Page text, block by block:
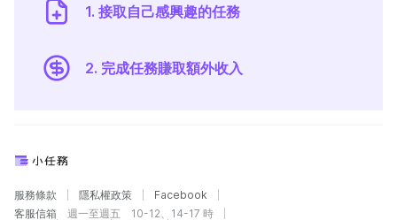
1. 接取自己感興趣的任務
2. 完成任務賺取額外收入
服務條款 隱私權政策
Facebook
客服信箱
週一至週五 10-12、14-17 時